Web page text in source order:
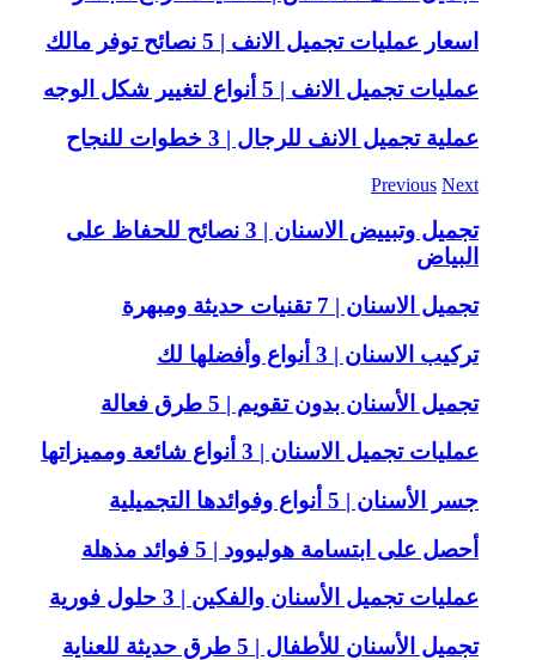
اسعار عمليات تجميل الانف | 5 نصائح توفر مالك
عمليات تجميل الانف | 5 أنواع لتغيير شكل الوجه
عملية تجميل الانف للرجال | 3 خطوات للنجاح
Previous Next
تجميل وتبييض الاسنان | 3 نصائح للحفاظ على
البياض
تجميل الاسنان | 7 تقنيات حديثة ومبهرة
تركيب الاسنان | 3 أنواع وأفضلها لك
تجميل الأسنان بدون تقويم | 5 طرق فعالة
عمليات تجميل الاسنان | 3 أنواع شائعة ومميزاتها
جسر الأسنان | 5 أنواع وفوائدها التجميلية
أحصل على ابتسامة هوليوود | 5 فوائد مذهلة
عمليات تجميل الأسنان والفكين | 3 حلول فورية
تجميل الأسنان للأطفال | 5 طرق حديثة للعناية